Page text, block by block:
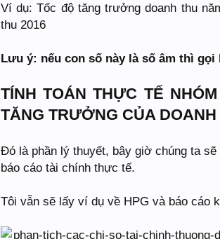
Ví dụ: Tốc độ tăng trưởng doanh thu
thu 2016
Lưu ý: nếu con số này là số âm thì
TÍNH TOÁN THỰC TẾ
TĂNG TRƯỞNG CỦA DOANH
Đó là phần lý thuyết, bây giờ chúng ta
báo cáo tài chính thực tế.
Tôi vẫn sẽ lấy ví dụ về HPG và báo cáo